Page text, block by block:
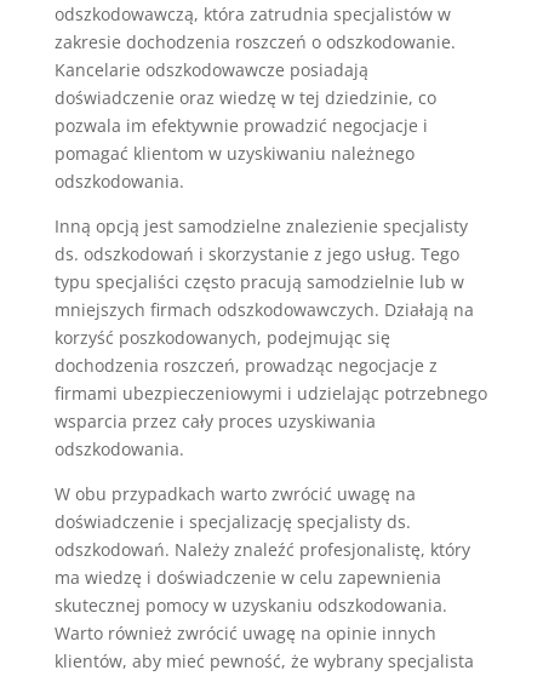
odszkodowawczą, która zatrudnia specjalistów w
zakresie dochodzenia roszczeń o odszkodowanie.
Kancelarie odszkodowawcze posiadają
doświadczenie oraz wiedzę w tej dziedzinie, co
pozwala im efektywnie prowadzić negocjacje i
pomagać klientom w uzyskiwaniu należnego
odszkodowania.
Inną opcją jest samodzielne znalezienie specjalisty
ds. odszkodowań i skorzystanie z jego usług. Tego
typu specjaliści często pracują samodzielnie lub w
mniejszych firmach odszkodowawczych. Działają na
korzyść poszkodowanych, podejmując się
dochodzenia roszczeń, prowadząc negocjacje z
firmami ubezpieczeniowymi i udzielając potrzebnego
wsparcia przez cały proces uzyskiwania
odszkodowania.
W obu przypadkach warto zwrócić uwagę na
doświadczenie i specjalizację specjalisty ds.
odszkodowań. Należy znaleźć profesjonalistę, który
ma wiedzę i doświadczenie w celu zapewnienia
skutecznej pomocy w uzyskaniu odszkodowania.
Warto również zwrócić uwagę na opinie innych
klientów, aby mieć pewność, że wybrany specjalista